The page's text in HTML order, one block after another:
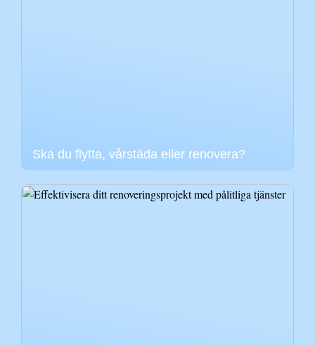
Ska du flytta, vårstäda eller renovera?